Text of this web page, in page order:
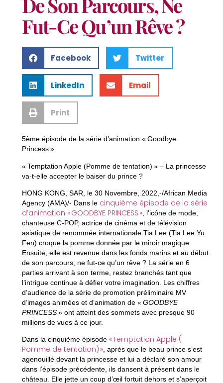
De Son Parcours, Ne
Fut-Ce Qu’un Rêve ?
Facebook Twitter
LinkedIn Email
Print
5ème épisode de la série d’animation « Goodbye
Princess »
« Temptation Apple (Pomme de tentation) » – La princesse
va-t-elle accepter le baiser du prince ?
HONG KONG, SAR, le 30 Novembre, 2022,-/African Media
Agency (AMA)/- Dans le cinquième épisode de la série
d’animation «GOODBYE PRINCESS », l’icône de mode,
chanteuse C-POP, actrice de cinéma et de télévision
asiatique de renommée internationale Tia Lee (Tia Lee Yu
Fen) croque la pomme donnée par le miroir magique.
Ensuite, elle est revenue dans les fonds marins et au début
de son parcours, ne fut-ce qu’un rêve ? La série en 6
parties arrivant à son terme, restez branchés tant que
l’intrigue continue à défier votre imagination. Les chiffres
d’audience de la série de promotion préliminaire MV
d’images animées et d’animation de « GOODBYE
PRINCESS» ont atteint des sommets avec presque 90
millions de vuesà ce jour.
Dans la cinquième épisode « Temptation Apple (
Pomme de tentation) », après que le beau prince s’est
agenouillé devant la princesse et lui a déclaré son amour
dans l’épisode précédente, ils dansent à présent dans le
château. Elle jette un coup d’œil fortuit dehors et s’aperçoit